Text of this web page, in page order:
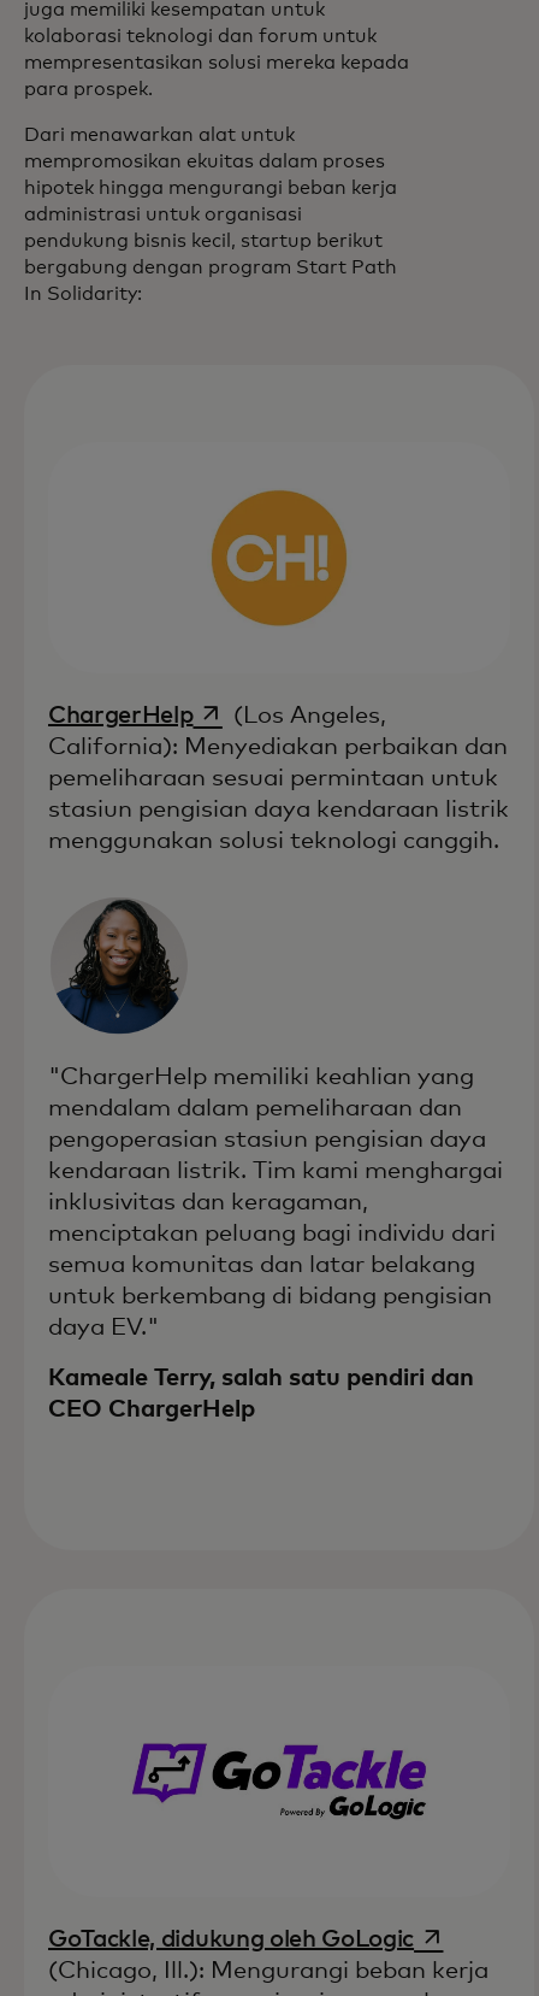
juga memiliki kesempatan untuk
kolaborasi teknologi dan forum untuk
mempresentasikan solusi mereka kepada
para prospek.
Dari menawarkan alat untuk
mempromosikan ekuitas dalam proses
hipotek hingga mengurangi beban kerja
administrasi untuk organisasi
pendukung bisnis kecil, startup berikut
bergabung dengan program Start Path
In Solidarity:
ChargerHelpopens in a new tab
(Los Angeles,
California): Menyediakan perbaikan dan
pemeliharaan sesuai permintaan untuk
stasiun pengisian daya kendaraan listrik
menggunakan solusi teknologi canggih.
"ChargerHelp memiliki keahlian yang
mendalam dalam pemeliharaan dan
pengoperasian stasiun pengisian daya
kendaraan listrik. Tim kami menghargai
inklusivitas dan keragaman,
menciptakan peluang bagi individu dari
semua komunitas dan latar belakang
untuk berkembang di bidang pengisian
daya EV."
Kameale Terry, salah satu pendiri dan
CEO ChargerHelp
GoTackle, didukung oleh GoLogicopens in a
(Chicago, Ill.): Mengurangi beban kerja